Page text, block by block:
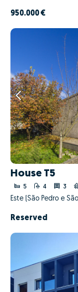
950.000 €
House T5
5 4 3
Este (São Pedro e
Reserved